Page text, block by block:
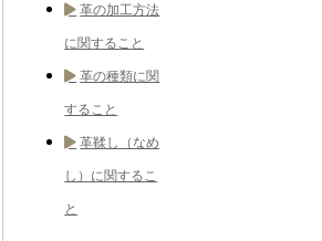
革の加工方法
に関すること
革の種類に関
すること
革鞣し（なめ
し）に関するこ
と